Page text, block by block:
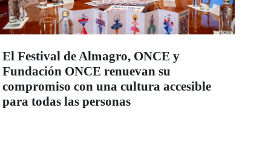
El Festival de Almagro, ONCE y
Fundación ONCE renuevan su
compromiso con una cultura accesible
para todas las personas